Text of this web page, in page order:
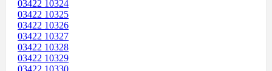
03422 10324
03422 10325
03422 10326
03422 10327
03422 10328
03422 10329
03422 10330